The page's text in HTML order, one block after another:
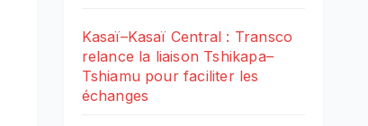
Kasaï–Kasaï Central : Transco
relance la liaison Tshikapa–
Tshiamu pour faciliter les
échanges